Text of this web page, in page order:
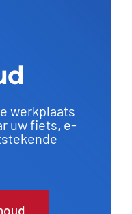
werkplaats
uw fiets, e-